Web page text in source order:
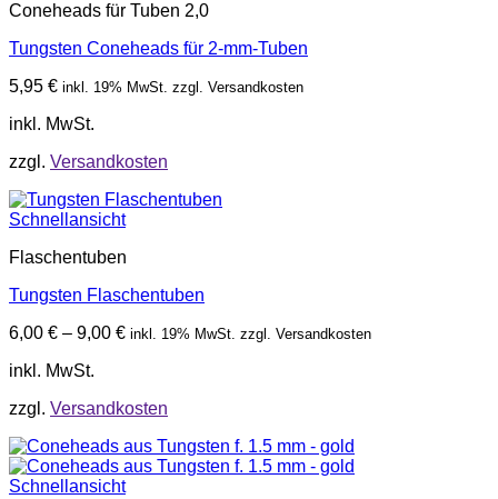
Coneheads für Tuben 2,0
Tungsten Coneheads für 2-mm-Tuben
5,95 € inkl. 19% MwSt. zzgl. Versandkosten
inkl. MwSt.
zzgl. Versandkosten
Schnellansicht
Flaschentuben
Tungsten Flaschentuben
6,00 € – 9,00 € inkl. 19% MwSt. zzgl. Versandkosten
inkl. MwSt.
zzgl. Versandkosten
Schnellansicht